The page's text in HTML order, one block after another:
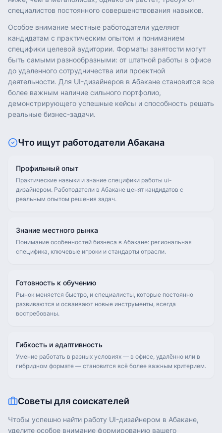
специалистов постоянного совершенствования навыков.
Особое внимание местные работодатели уделяют
кандидатам с практическим опытом и пониманием
специфики целевой аудитории. Форматы занятости могут
быть самыми разнообразными: от штатной работы в офисе
до удаленного сотрудничества или проектной
деятельности. Для UI-дизайнеров в Абакане становится все
более важным наличие сильного портфолио,
демонстрирующего успешные кейсы и способность решать
реальные бизнес-задачи.
Что ищут работодатели Абакана
Профильный опыт
Практические навыки и знание специфики работы ui-
дизайнером. Работодатели в Абакане ценят кандидатов с
реальным опытом решения задач.
Знание местного рынка
Понимание особенностей бизнеса в Абакане: региональная
специфика, ключевые игроки и стандарты отрасли.
Готовность к обучению
Рынок меняется быстро, и специалисты, которые постоянно
развиваются и осваивают новые инструменты, всегда
востребованы.
Гибкость и адаптивность
Умение работать в разных условиях — в офисе, удалённо или в
гибридном формате — становится всё более важным критерием.
Советы для соискателей
Чтобы успешно найти работу UI-дизайнером в Абакане,
уделите особое внимание формированию вашего